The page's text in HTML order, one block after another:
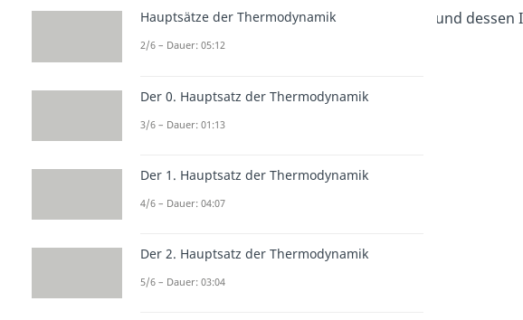
und
Hauptsätze der Thermodynamik
2/6 – Dauer: 05:12
Der 0. Hauptsatz der Thermodynamik
3/6 – Dauer: 01:13
Der 1. Hauptsatz der Thermodynamik
4/6 – Dauer: 04:07
Der 2. Hauptsatz der Thermodynamik
5/6 – Dauer: 03:04